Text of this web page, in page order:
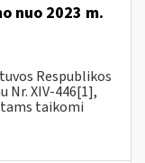
nuo 2023 m.
Respublikos
XIV-446[1],
taikomi